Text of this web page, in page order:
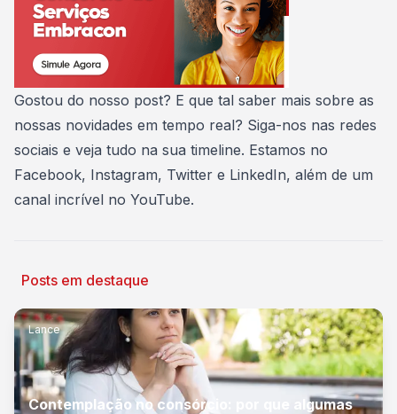
Gostou do nosso post? E que tal saber mais sobre as
nossas novidades em tempo real? Siga-nos nas redes
sociais e veja tudo na sua timeline. Estamos no
Facebook, Instagram, Twitter e LinkedIn, além de um
canal incrível no YouTube.
Posts em destaque
Lance
Contemplação no consórcio: por que algumas